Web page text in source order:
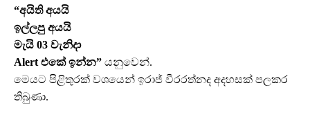
“අයිති අයයි
ඉල්ලපු අයයි
මැයි 03 වැනිදා
Alert එකේ ඉන්න” යනුවෙන්.
මෙයට පිළිතුරක් වශයෙන් ඉරාජ් වීරරත්නද අදහසක් පලකර
තිබුණා.